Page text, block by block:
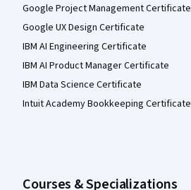
Google Project Management Certificate
Google UX Design Certificate
IBM AI Engineering Certificate
IBM AI Product Manager Certificate
IBM Data Science Certificate
Intuit Academy Bookkeeping Certificate
Courses & Specializations